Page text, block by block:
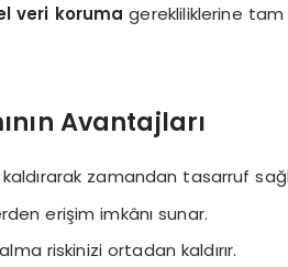
veri koruma gerekliliklerine
Avantajları
zamandan tasarruf
erişim imkânı sunar.
riskinizi ortadan kaldırır.